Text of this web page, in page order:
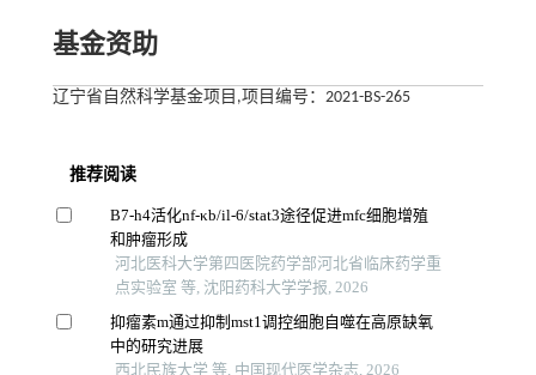
基金资助
辽宁省自然科学基金项目,项目编号：2021-BS-265